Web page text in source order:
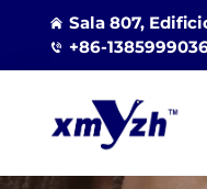
Sala 807,
+86-